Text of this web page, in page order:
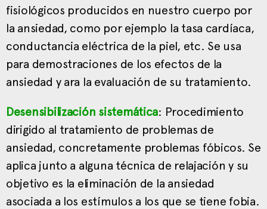
fisiológicos producidos en nuestro cuerpo por
la ansiedad, como por ejemplo la tasa cardíaca,
conductancia eléctrica de la piel, etc. Se usa
para demostraciones de los efectos de la
ansiedad y ara la evaluación de su tratamiento.
Desensibilización sistemática: Procedimiento
dirigido al tratamiento de problemas de
ansiedad, concretamente problemas fóbicos. Se
aplica junto a alguna técnica de relajación y su
objetivo es la eliminación de la ansiedad
asociada a los estímulos a los que se tiene fobia.